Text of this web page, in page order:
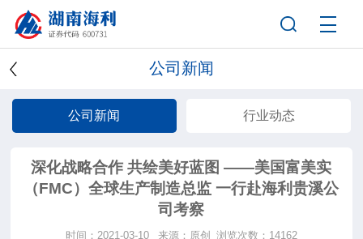
公司新闻
公司新闻 行业动态
深化战略合作 共绘美好蓝图 ——美国富美实
（FMC）全球生产制造总监 一行赴海利贵溪公
司考察
时间：2021-03-10 来源：原创 浏览次数：14162